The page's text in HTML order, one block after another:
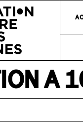
A